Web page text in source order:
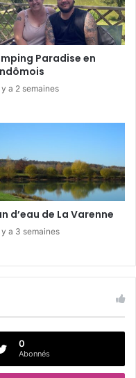
Paradise en
a 2 semaines
d’eau de La Varenne
a 3 semaines
0
Abonnés